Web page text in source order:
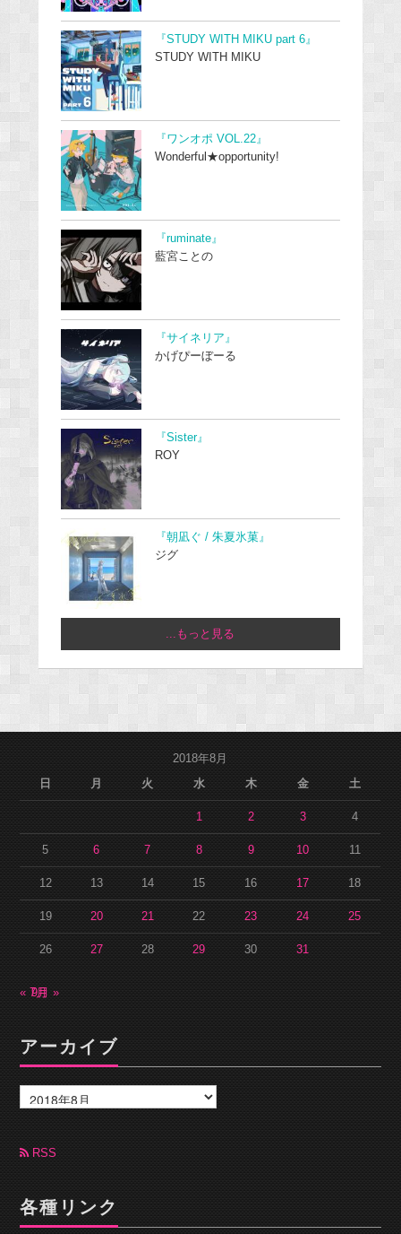
『STUDY WITH MIKU part 6』
STUDY WITH MIKU
『ワンオポ VOL.22』
Wonderful★opportunity!
『ruminate』
藍宮ことの
『サイネリア』
かげぴーぼーる
『Sister』
ROY
『朝凪ぐ / 朱夏氷菓』
ジグ
...もっと見る
2018年8月
日
月 火 水 木 金 土
1 2 3 4
5 6 7 8 9 10 11
12 13 14 15 16 17 18
19 20 21 22 23 24 25
26 27 28 29 30 31
« 7月9月 »
アーカイブ
ー
カ
ブRSS
各種リンク